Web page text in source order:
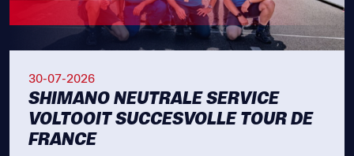
30-07-2026
SHIMANO NEUTRALE SERVICE
VOLTOOIT SUCCESVOLLE TOUR DE
FRANCE